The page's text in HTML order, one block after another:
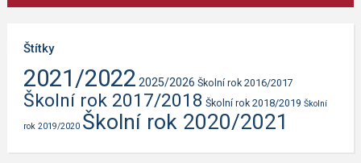
Štítky
2021/2022 2025/2026 Školní rok 2016/2017
Školní rok 2017/2018 Školní rok 2018/2019 Školní
rok 2019/2020 Školní rok 2020/2021